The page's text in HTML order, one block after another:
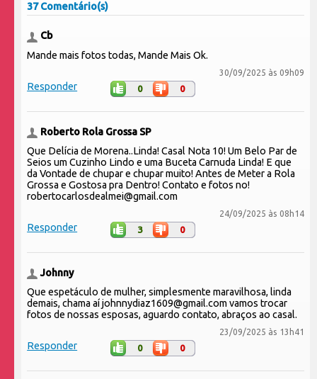
37 Comentário(s)
Cb
Mande mais fotos todas, Mande Mais Ok.
30/09/2025 às 09h09
Responder 0 0
Roberto Rola Grossa SP
Que Delícia de Morena..Linda! Casal Nota 10! Um Belo Par de
Seios um Cuzinho Lindo e uma Buceta Carnuda Linda! E que
da Vontade de chupar e chupar muito! Antes de Meter a Rola
Grossa e Gostosa pra Dentro! Contato e fotos no!
robertocarlosdealmei@gmail.com
24/09/2025 às 08h14
Responder 3 0
Johnny
Que espetáculo de mulher, simplesmente maravilhosa, linda
demais, chama aí johnnydiaz1609@gmail.com vamos trocar
fotos de nossas esposas, aguardo contato, abraços ao casal.
23/09/2025 às 13h41
Responder 0 0